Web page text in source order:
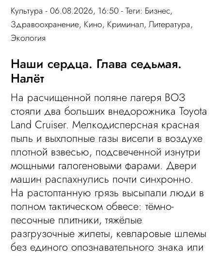
Культура - 06.08.2026, 16:50 - Теги: Бизнес,
Здравоохранение, Кино, Криминал,Литература,
Экология
Наши сердца. Глава седьмая.
Налёт
На расчищенной поляне лагеря ВОЗ
стояли два больших внедорожника Toyota
Land Cruiser. Мелкодисперсная красная
пыль и выхлопные газы висели в воздухе
плотной взвесью, подсвеченной изнутри
мощными галогеновыми фарами. Двери
машин распахнулись почти синхронно.
На растоптанную грязь высыпали люди в
полном тактическом обвесе: тёмно-
песочные плитники, тяжёлые
разгрузочные жилеты, кевларовые шлемы
без единого опознавательного знака или